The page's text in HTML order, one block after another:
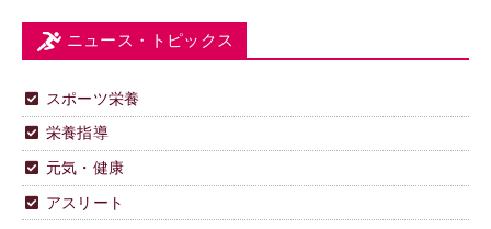
ニュース・トピックス
スポーツ栄養
栄養指導
元気・健康
アスリート